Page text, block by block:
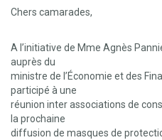
Chers camarades,
A l’initiative de Mme Agnès
auprès du
ministre de l’Économie et des
participé à une
réunion inter associations de
la prochaine
diffusion de masques de